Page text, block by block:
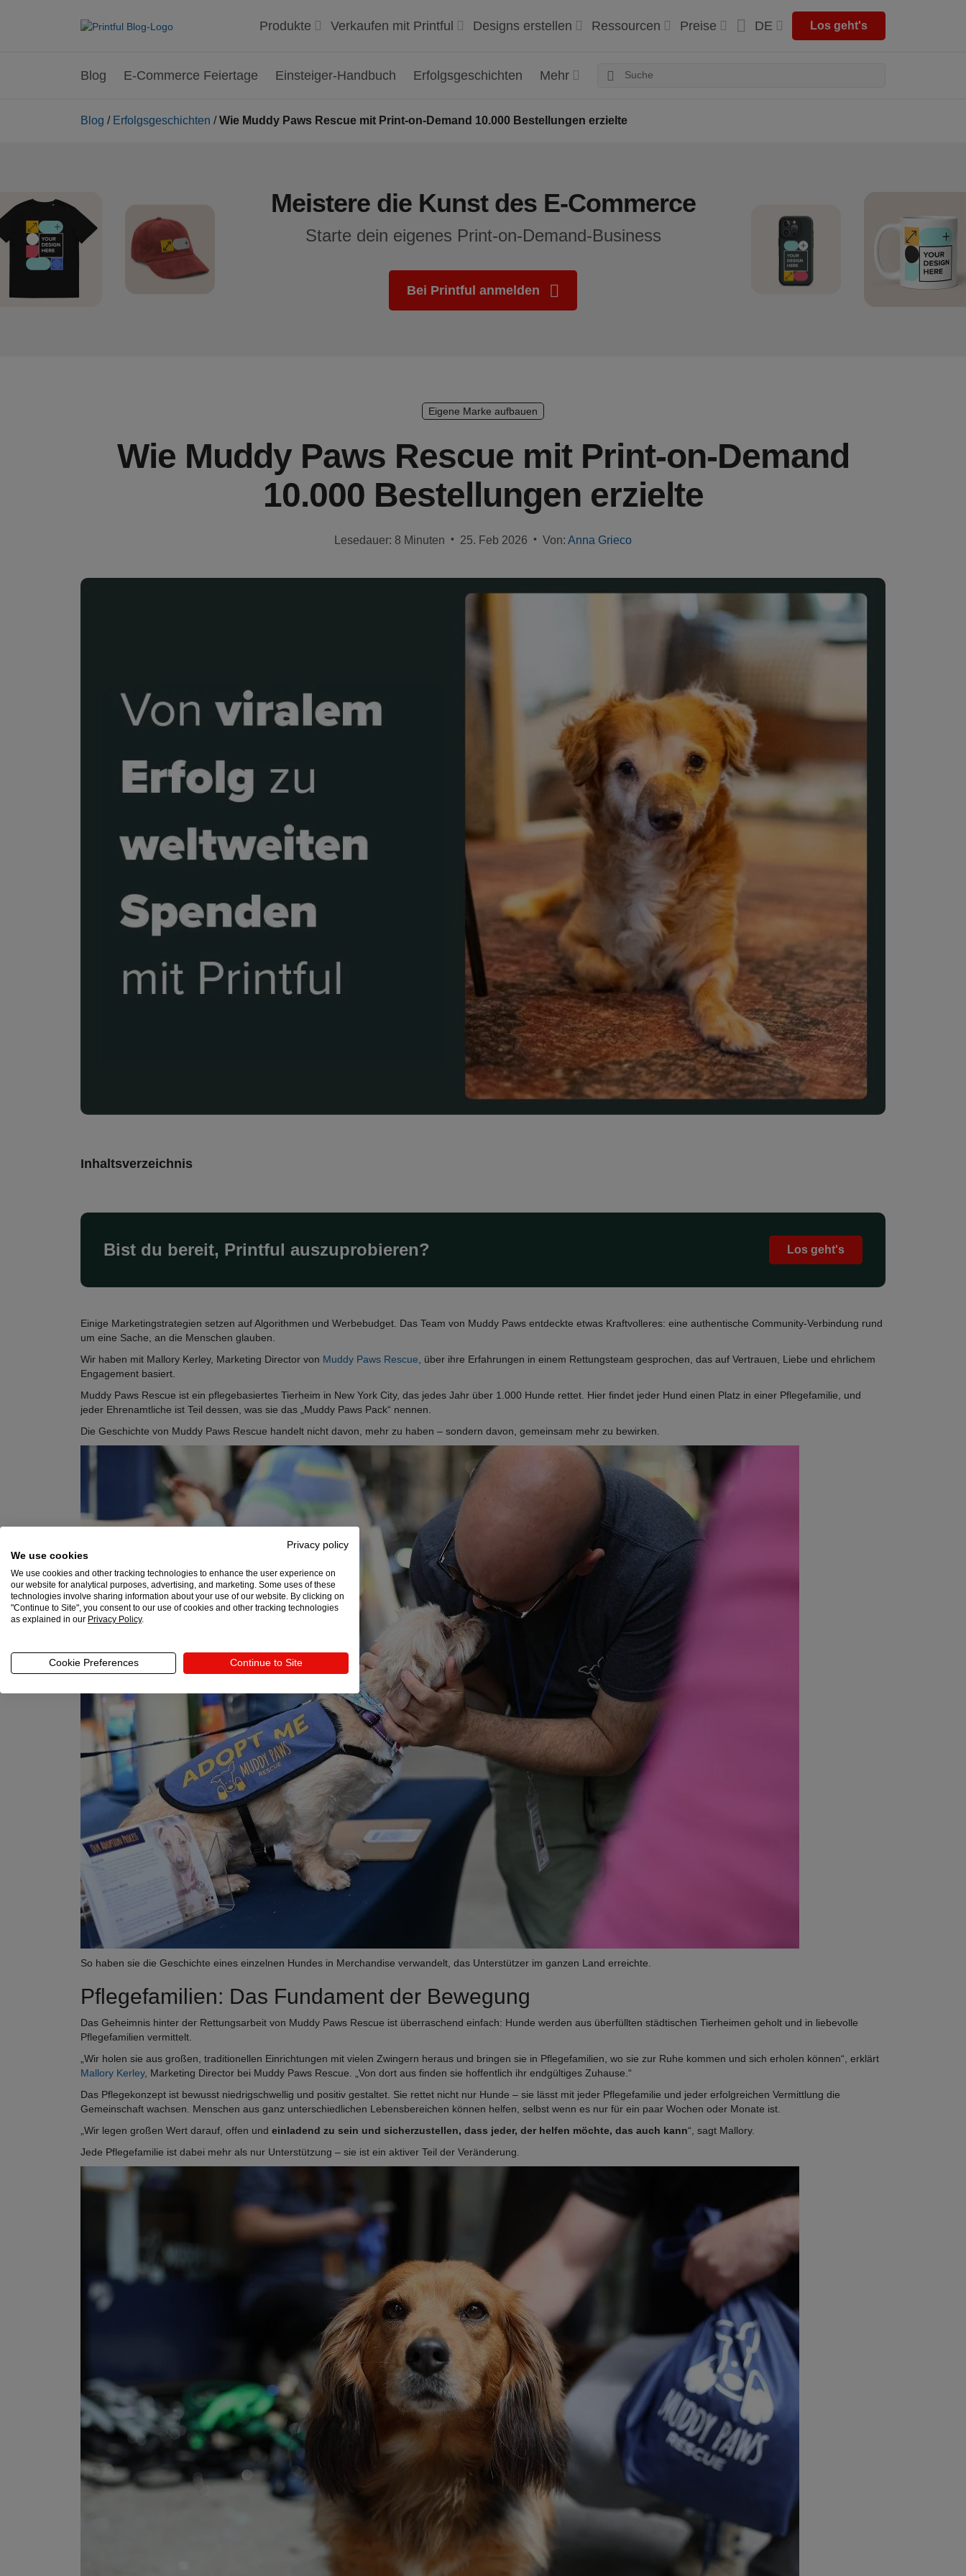
Produkte Verkaufen mit Printful Designs erstellen Ressourcen Preise DE Los geht's
Blog E-Commerce Feiertage Einsteiger-Handbuch Erfolgsgeschichten Mehr
Blog / Erfolgsgeschichten /Wie Muddy Paws Rescue mit Print-on-Demand 10.000 Bestellungen erzielte
Meistere die Kunst des E-Commerce
Starte dein eigenes Print-on-Demand-Business
Bei Printful anmelden
Eigene Marke aufbauen
Wie Muddy Paws Rescue mit Print-on-Demand
10.000 Bestellungen erzielte
Lesedauer: 8 Minuten • 25. Feb 2026 • Von: Anna Grieco
Inhaltsverzeichnis
Bist du bereit, Printful auszuprobieren? Los geht's
Einige Marketingstrategien setzen auf Algorithmen und Werbebudget. Das Team von Muddy Paws entdeckte etwas Kraftvolleres: eine authentische Community-Verbindung rund
um eine Sache, an die Menschen glauben.
Wir haben mit Mallory Kerley, Marketing Director von Muddy Paws Rescue , über ihre Erfahrungen in einem Rettungsteam gesprochen, das auf Vertrauen, Liebe und ehrlichem
Engagement basiert.
Muddy Paws Rescue ist ein pflegebasiertes Tierheim in New York City, das jedes Jahr über 1.000 Hunde rettet. Hier findet jeder Hund einen Platz in einer Pflegefamilie, und
jeder Ehrenamtliche ist Teil dessen, was sie das „Muddy Paws Pack“ nennen.
Die Geschichte von Muddy Paws Rescue handelt nicht davon, mehr zu haben – sondern davon, gemeinsam mehr zu bewirken.
So haben sie die Geschichte eines einzelnen Hundes in Merchandise verwandelt, das Unterstützer im ganzen Land erreichte.
Pflegefamilien: Das Fundament der Bewegung
Das Geheimnis hinter der Rettungsarbeit von Muddy Paws Rescue ist überraschend einfach: Hunde werden aus überfüllten städtischen Tierheimen geholt und in liebevolle
Pflegefamilien vermittelt.
„Wir holen sie aus großen, traditionellen Einrichtungen mit vielen Zwingern heraus und bringen sie in Pflegefamilien, wo sie zur Ruhe kommen und sich erholen können“, erklärt
Mallory Kerley, Marketing Director bei Muddy Paws Rescue. „Von dort aus finden sie hoffentlich ihr endgültiges Zuhause.“
Das Pflegekonzept ist bewusst niedrigschwellig und positiv gestaltet. Sie rettet nicht nur Hunde – sie lässt mit jeder Pflegefamilie und jeder erfolgreichen Vermittlung die
Gemeinschaft wachsen. Menschen aus ganz unterschiedlichen Lebensbereichen können helfen, selbst wenn es nur für ein paar Wochen oder Monate ist.
„Wir legen großen Wert darauf, offen und einladend zu sein und sicherzustellen, dass jeder, der helfen möchte, das auch kann“, sagt Mallory.
Jede Pflegefamilie ist dabei mehr als nur Unterstützung – sie ist ein aktiver Teil der Veränderung.
Privacy policy
We use cookies
We use cookies and other tracking technologies to enhance the user experience on
our website for analytical purposes, advertising, and marketing. Some uses of these
technologies involve sharing information about your use of our website. By clicking on
"Continue to Site", you consent to our use of cookies and other tracking technologies
as explained in our Privacy Policy.
Cookie Preferences Continue to Site